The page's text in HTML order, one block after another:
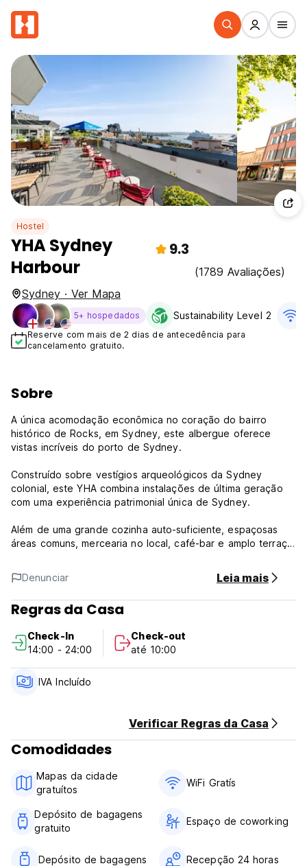
Hostel
YHA Sydney
Harbour
9.3
(1789 Avaliações)
Sydney · Ver Mapa
5+ hospedados Sustainability Level 2
Reserve com mais de 2 dias de antecedência para
cancelamento gratuito.
Sobre
A única acomodação econômica no coração do bairro
histórico de Rocks, em Sydney, este albergue oferece
vistas incríveis do porto de Sydney.
Construído sobre vestígios arqueológicos da Sydney
colonial, este YHA combina instalações de última geração
com uma experiência patrimonial única de Sydney.
Além de uma grande cozinha auto-suficiente, espaçosas
áreas comuns, mercearia no local, café-bar e amplo terraço
privativa e ar condicionado. Desfrute de Wi-Fi gratuito e
rápido em todo o albergue.
Não perca a extensa lista de cervejas ao lado do The
turismo ajudarão você a aproveitar ao máximo sua
experiência em Sydney!
Check-in das 14h à meia-noite. Check-out às 10h.
válida ou cartão de comprovante de idade australiano é
original language)
Denunciar Leia mais
Regras da Casa
Check-In
14:00 - 24:00
Check-out
até 10:00
IVA Incluído
Verificar Regras da Casa
Comodidades
Mapas da cidade
gratuítos
WiFi Gratís
Depósito de bagagens
gratuito
Espaço de coworking
Depósito de bagagens Recepção 24 horas